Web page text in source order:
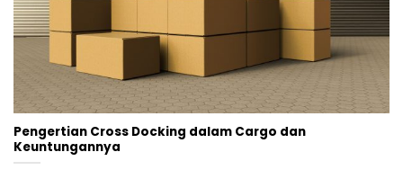
Pengertian Cross Docking dalam Cargo dan
Keuntungannya